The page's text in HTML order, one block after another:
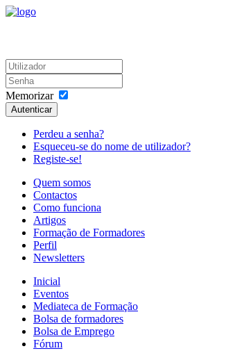
Memorizar
Autenticar
Perdeu a senha?
Esqueceu-se do nome de utilizador?
Registe-se!
Quem somos
Contactos
Como funciona
Artigos
Formação de Formadores
Perfil
Newsletters
Inicial
Eventos
Mediateca de Formação
Bolsa de formadores
Bolsa de Emprego
Fórum